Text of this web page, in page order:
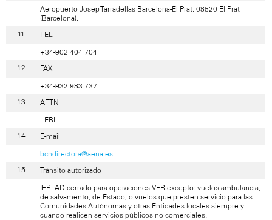
Aeropuerto Josep Tarradellas Barcelona-El Prat. 08820 El Prat
(Barcelona).
TEL
+34-902 404 704
FAX
+34-932 983 737
AFTN
LEBL
E-mail
bcndirectora@aena.es
Tránsito autorizado
IFR; AD cerrado para operaciones VFR excepto: vuelos ambulancia,
de salvamento, de Estado, o vuelos que presten servicio para las
Comunidades Autónomas y otras Entidades locales siempre y
cuando realicen servicios públicos no comerciales.